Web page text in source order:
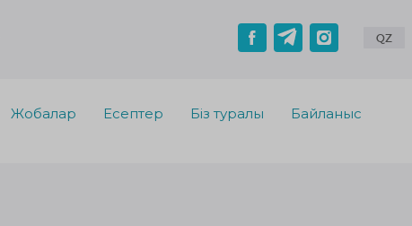
QZ
Жобалар Есептер Біз туралы
Байланыс